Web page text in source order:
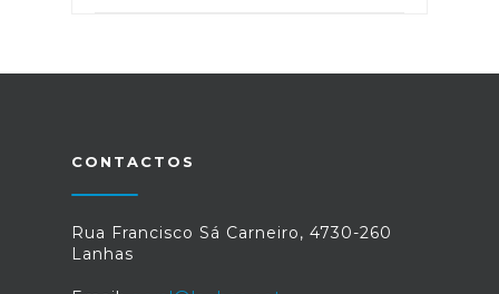
CONTACTOS
Rua Francisco Sá Carneiro, 4730-260
Lanhas